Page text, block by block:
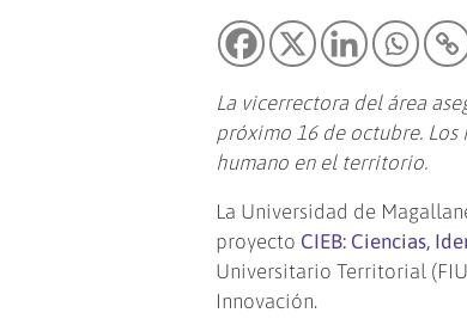
La vicerrectora del área
próximo 16 de octubre.
humano en el territorio.
La Universidad de
proyecto CIEB: Ciencias,
Universitario Territorial
Innovación.